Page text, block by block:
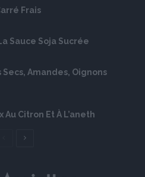
Frais
Sauce Soja Sucrée
Secs, Amandes, Oignons
Citron Et À L’aneth
Page